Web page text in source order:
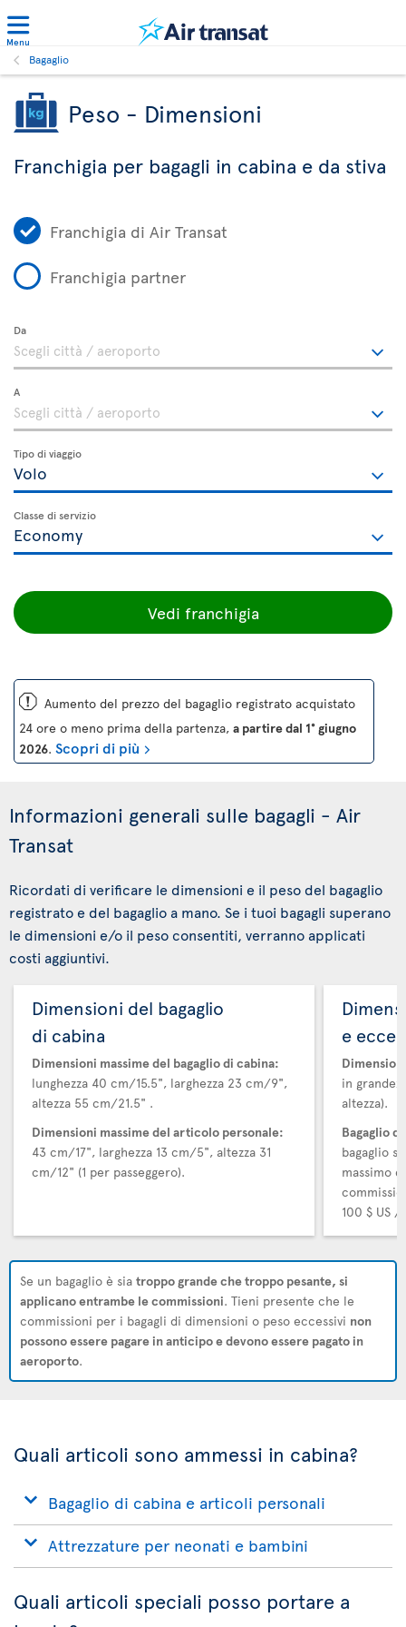
Menu
Bagaglio
Peso - Dimensioni
Franchigia per bagagli in cabina e da stiva
Franchigia di Air Transat
Franchigia partner
Da
A
Tipo di viaggio
Classe di servizio
Vedi franchigia
ü Aumento del prezzo del bagaglio registrato acquistato
24 ore o meno prima della partenza, a partire dal 1° giugno
2026. Scopri di più
Informazioni generali sulle bagagli - Air
Transat
Ricordati di verificare le dimensioni e il peso del bagaglio
registrato e del bagaglio a mano. Se i tuoi bagagli superano
le dimensioni e/o il peso consentiti, verranno applicati
costi aggiuntivi.
Dimensioni del bagaglio
di cabina
Dimensioni massime del bagaglio di cabina:
lunghezza 40 cm/15.5", larghezza 23 cm/9",
altezza 55 cm/21.5" .
Dimensioni massime del articolo personale:
43 cm/17", larghezza 13 cm/5", altezza 31
cm/12" (1 per passeggero).
e
in
altezza).
Bagaglio
bagaglio
massimo
100 $ US /
Se un bagaglio è sia troppo grande che troppo pesante, si
applicano entrambe le commissioni. Tieni presente che le
commissioni per i bagagli di dimensioni o peso eccessivi non
possono essere pagare in anticipo e devono essere pagato in
aeroporto.
Quali articoli sono ammessi in cabina?
Bagaglio di cabina e articoli personali
Attrezzature per neonati e bambini
Quali articoli speciali posso portare a